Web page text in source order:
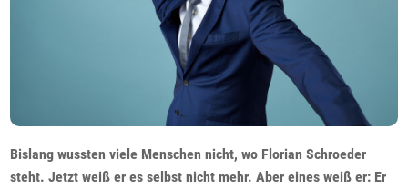
Bislang wussten viele Menschen nicht, wo Florian Schroeder
steht. Jetzt weiß er es selbst nicht mehr. Aber eines weiß er: Er